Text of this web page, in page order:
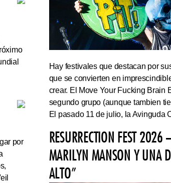
por
Hay festivales que destacan por
que se convierten en
crear. El Move Your Fucking Brain
segundo grupo (aunque tambien
El pasado 11 de julio, la
RESURRECTION FEST
MARILYN MANSON Y UNA
ALTO”